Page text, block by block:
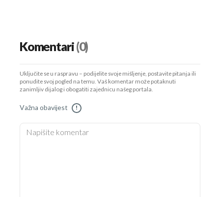
Komentari(0)
Uključite se u raspravu – podijelite svoje mišljenje, postavite pitanja ili
ponudite svoj pogled na temu. Vaš komentar može potaknuti
zanimljiv dijalog i obogatiti zajednicu našeg portala.
Važna obavijest !